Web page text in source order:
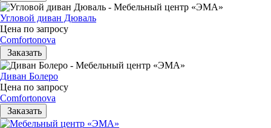
Угловой диван Дюваль
Цена по запросу
Comfortonova
Заказать
Диван Болеро
Цена по запросу
Comfortonova
Заказать